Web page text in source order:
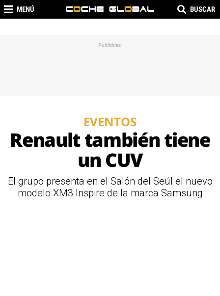
MENÚ BUSCAR
EVENTOS
Renault también tiene
un CUV
El grupo presenta en el Salón del Seúl el nuevo
modelo XM3 Inspire de la marca Samsung